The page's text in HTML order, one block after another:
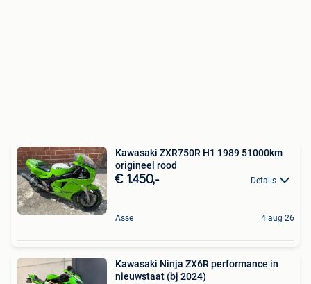
Kawasaki ZXR750R H1 1989 51000km
origineel rood
€ 1.450,- Details
Asse 4 aug 26
Kawasaki Ninja ZX6R performance in
nieuwstaat (bj 2024)